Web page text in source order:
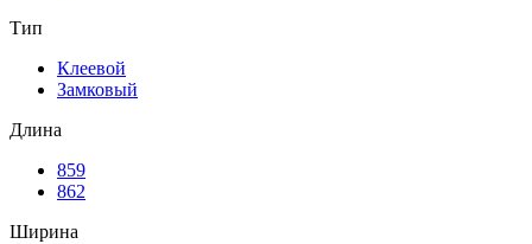
Тип
Клеевой
Замковый
Длина
859
862
Ширина